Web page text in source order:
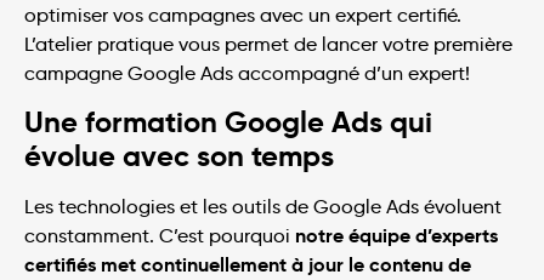
optimiser vos campagnes avec un expert certifié.
L’atelier pratique vous permet de lancer votre première
campagne Google Ads accompagné d’un expert!
Une formation Google Ads qui
évolue avec son temps
Les technologies et les outils de Google Ads évoluent
constamment. C’est pourquoi notre équipe d’experts
certifiés met continuellement à jour le contenu de